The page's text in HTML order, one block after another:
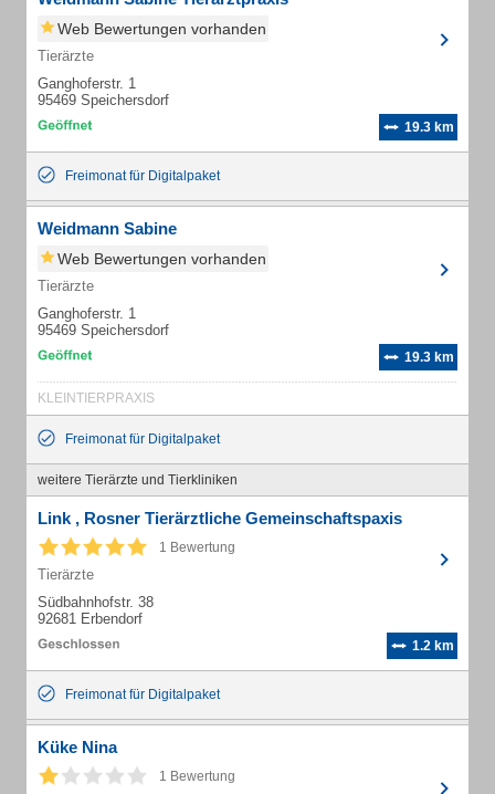
Web Bewertungen vorhanden
Tierärzte
Ganghoferstr. 1
95469 Speichersdorf
19.3 km
Freimonat für Digitalpaket
Weidmann Sabine
Web Bewertungen vorhanden
Tierärzte
Ganghoferstr. 1
95469 Speichersdorf
19.3 km
KLEINTIERPRAXIS
Freimonat für Digitalpaket
weitere Tierärzte und Tierkliniken
Link , Rosner Tierärztliche Gemeinschaftspaxis
1 Bewertung
Tierärzte
Südbahnhofstr. 38
92681 Erbendorf
1.2 km
Freimonat für Digitalpaket
Küke Nina
1 Bewertung